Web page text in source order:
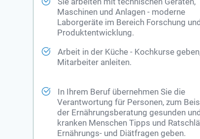
Maschinen und Anlagen - moderne
Laborgeräte im Bereich Forschung und
Produktentwicklung.
Arbeit in der Küche - Kochkurse
Mitarbeiter anleiten.
In Ihrem Beruf übernehmen Sie die
Verantwortung für Personen, zum
der Ernährungsberatung gesunden und
kranken Menschen Tipps und
Ernährungs- und Diätfragen geben.